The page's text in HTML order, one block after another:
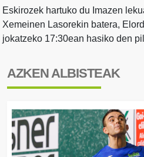
Eskirozek hartuko du Imazen
Xemeinen Lasorekin batera,
jokatzeko 17:30ean hasiko den
AZKEN ALBISTEAK